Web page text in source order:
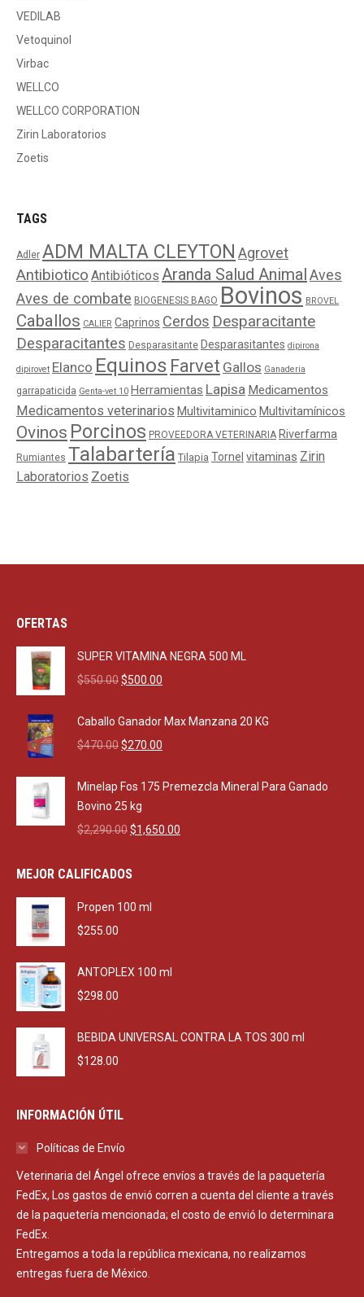
VEDILAB
Vetoquinol
Virbac
WELLCO
WELLCO CORPORATION
Zirin Laboratorios
Zoetis
TAGS
Adler ADM MALTA CLEYTON Agrovet
Antibiotico Antibióticos Aranda Salud AnimalAves
Aves de combate BIOGENESIS BAGO Bovinos BROVEL
Caballos CALIER Caprinos Cerdos Desparacitante
Desparacitantes Desparasitante Desparasitantes dipirona
dipirovet Elanco Equinos Farvet Gallos Ganaderia
garrapaticida Genta-vet 10 Herramientas Lapisa Medicamentos
Medicamentos veterinarios Multivitaminico Multivitamínicos
Ovinos Porcinos PROVEEDORA VETERINARIA Riverfarma
Rumiantes Talabartería Tilapia Tornel vitaminas Zirin
Laboratorios Zoetis
OFERTAS
SUPER VITAMINA NEGRA 500 ML
$550.00Original
was:
$550.00.
$500.00
is:
Caballo Ganador Max Manzana 20 KG
$470.00Original
was:
$470.00.
$270.00
is:
Minelap Fos 175 Premezcla Mineral Para Ganado
Bovino 25 kg
$2,290.00Original
was:
$1,650.00
MEJOR CALIFICADOS
Propen 100 ml
$255.00
ANTOPLEX 100 ml
$298.00
BEBIDA UNIVERSAL CONTRA LA TOS 300 ml
$128.00
INFORMACIÓN ÚTIL
Políticas de Envío
Veterinaria del Ángel ofrece envíos a través de la paquetería
FedEx, Los gastos de envió corren a cuenta del cliente a través
de la paquetería mencionada; el costo de envió lo determinara
FedEx.
Entregamos a toda la república mexicana, no realizamos
entregas fuera de México.